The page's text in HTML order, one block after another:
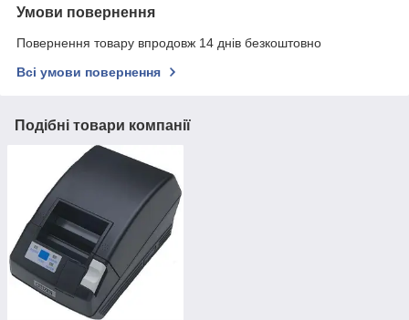
Умови повернення
Повернення товару впродовж 14 днів безкоштовно
Всі умови повернення
Подібні товари компанії